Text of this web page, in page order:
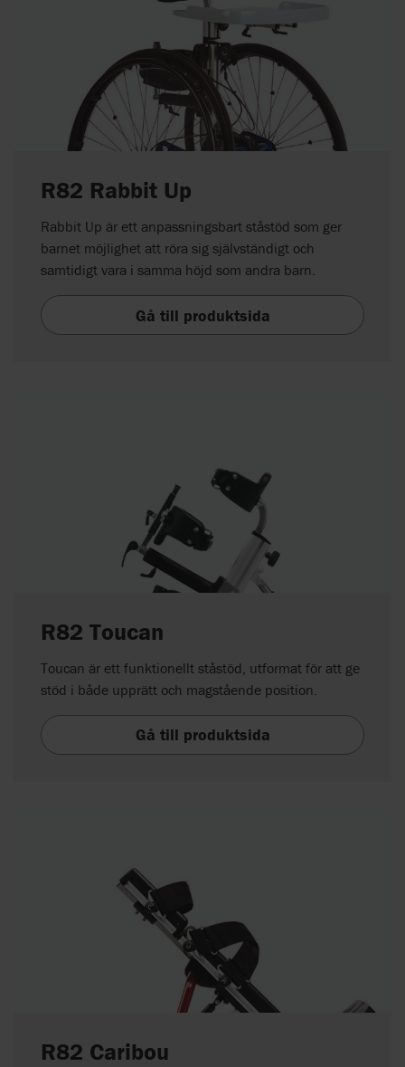
R82 Rabbit Up
Rabbit Up är ett anpassningsbart ståstöd som ger
barnet möjlighet att röra sig självständigt och
samtidigt vara i samma höjd som andra barn.
Gå till produktsida
R82 Toucan
Toucan är ett funktionellt ståstöd, utformat för att ge
stöd i både upprätt och magstående position.
Gå till produktsida
R82 Caribou